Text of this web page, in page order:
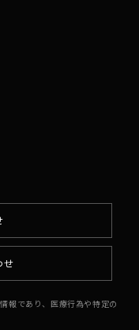
せ
報であり、医療行為や特定の